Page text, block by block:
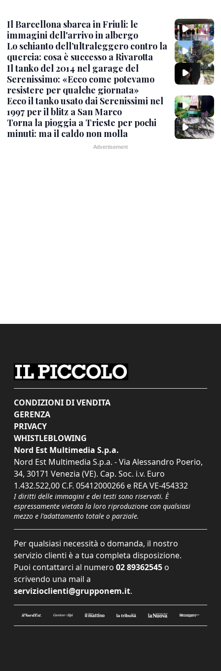
Il Barcellona sbarca in Friuli: le
immagini dell'arrivo in albergo
Lo schianto dell’ultraleggero contro la
quercia: cosa è successo a Rivarotta
Il tanko del 2014 nel garage del
Serenissimo: «Ecco come potevamo
resistere per qualche giornata»
Ecco il tanko usato dai Serenissimi nel
1997 per il blitz a San Marco
Torna la pioggia a Trieste per pochi
minuti: ma il caldo non molla
CONDIZIONI DI VENDITA
GERENZA
PRIVACY
WHISTLEBLOWING
Nord Est Multimedia S.p.a.
Nord Est Multimedia S.p.a. - Via Alessandro Poerio,
34, 30171 Venezia (VE). Cap. Soc. i.v. Euro
1.432.522,00 C.F. 05412000266 e REA VE-454332
I diritti delle immagini e dei testi sono riservati. È
espressamente vietata la loro riproduzione con qualsiasi
mezzo e l'adattamento totale o parziale.
Per qualsiasi necessità o domanda, il nostro
servizio clienti è a tua completa disposizione.
Puoi contattarci al numero 02 89362545 o
scrivendo una mail a
servizioclienti@grupponem.it.